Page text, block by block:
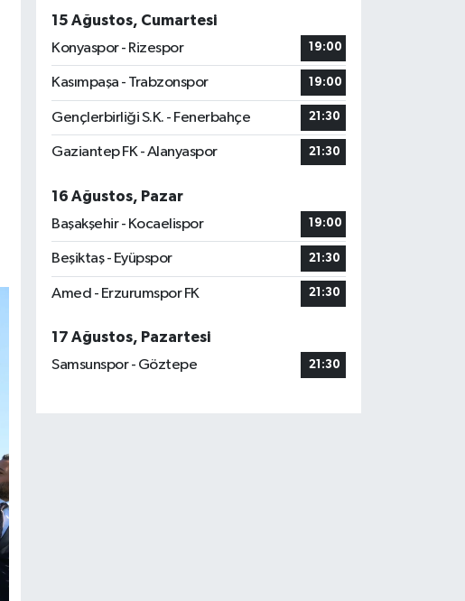
15 Ağustos, Cumartesi
Konyaspor - Rizespor
19:00
Kasımpaşa - Trabzonspor 19:00
Gençlerbirliği S.K. - Fenerbahçe 21:30
Gaziantep FK - Alanyaspor 21:30
16 Ağustos, Pazar
Başakşehir - Kocaelispor
19:00
Beşiktaş - Eyüpspor 21:30
Amed - Erzurumspor FK 21:30
17 Ağustos, Pazartesi
Samsunspor - Göztepe
21:30